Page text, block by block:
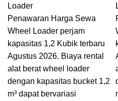
Loader
Penawaran Harga Sewa
Wheel Loader perjam
kapasitas 1,2 Kubik terbaru
Agustus 2026. Biaya rental
alat berat wheel loader
dengan kapasitas bucket 1,2
m³ dapat bervariasi